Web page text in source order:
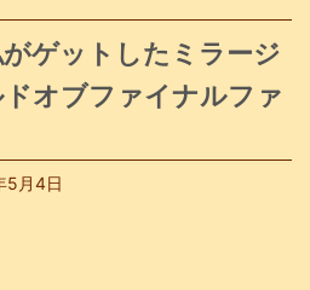
がゲットしたミラージ
オブファイナルファ
5月4日